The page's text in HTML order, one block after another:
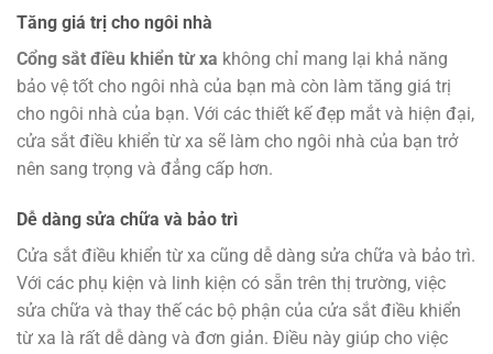
Tăng giá trị cho ngôi nhà
Cổng sắt điều khiển từ xa không chỉ mang lại khả năng
bảo vệ tốt cho ngôi nhà của bạn mà còn làm tăng giá trị
cho ngôi nhà của bạn. Với các thiết kế đẹp mắt và hiện đại,
cửa sắt điều khiển từ xa sẽ làm cho ngôi nhà của bạn trở
nên sang trọng và đẳng cấp hơn.
Dễ dàng sửa chữa và bảo trì
Cửa sắt điều khiển từ xa cũng dễ dàng sửa chữa và bảo trì.
Với các phụ kiện và linh kiện có sẵn trên thị trường, việc
sửa chữa và thay thế các bộ phận của cửa sắt điều khiển
từ xa là rất dễ dàng và đơn giản. Điều này giúp cho việc